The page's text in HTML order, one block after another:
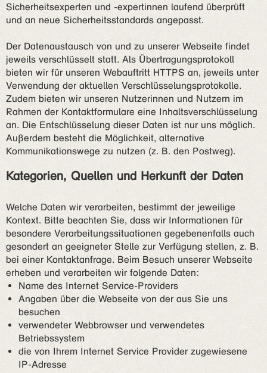
Sicherheitsexperten und -expertinnen laufend überprüft
und an neue Sicherheitsstandards angepasst.
Der Datenaustausch von und zu unserer Webseite findet
jeweils verschlüsselt statt. Als Übertragungsprotokoll
bieten wir für unseren Webauftritt HTTPS an, jeweils unter
Verwendung der aktuellen Verschlüsselungsprotokolle.
Zudem bieten wir unseren Nutzerinnen und Nutzern im
Rahmen der Kontaktformulare eine Inhaltsverschlüsselung
an. Die Entschlüsselung dieser Daten ist nur uns möglich.
Außerdem besteht die Möglichkeit, alternative
Kommunikationswege zu nutzen (z. B. den Postweg).
Kategorien, Quellen und Herkunft der Daten
Welche Daten wir verarbeiten, bestimmt der jeweilige
Kontext. Bitte beachten Sie, dass wir Informationen für
besondere Verarbeitungssituationen gegebenenfalls auch
gesondert an geeigneter Stelle zur Verfügung stellen, z. B.
bei einer Kontaktanfrage. Beim Besuch unserer Webseite
erheben und verarbeiten wir folgende Daten:
Name des Internet Service-Providers
Angaben über die Webseite von der aus Sie uns
besuchen
verwendeter Webbrowser und verwendetes
Betriebssystem
die von Ihrem Internet Service Provider zugewiesene
IP-Adresse